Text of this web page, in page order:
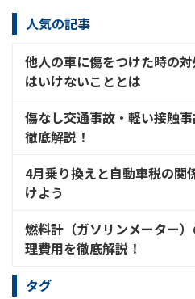
人気の記事
他人の車に傷をつけた時の
はいけないこととは
傷なし交通事故・軽い接触
徹底解説！
4月乗り換えと自動車税の関
けよう
燃料計（ガソリンメーター
理費用を徹底解説！
タグ